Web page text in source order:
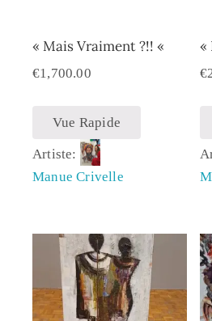
« Mais Vraiment ?!! «
€1,700.00
Vue Rapide
Artiste:
Manue Crivelle
«
€